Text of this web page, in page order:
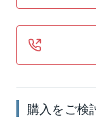
購入をご検